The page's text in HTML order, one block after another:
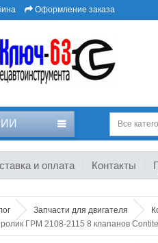
Оформление заказа
Все
и оплата Контакты
Запчасти для двигателя
ГРМ 2108-2115 8 клапанов